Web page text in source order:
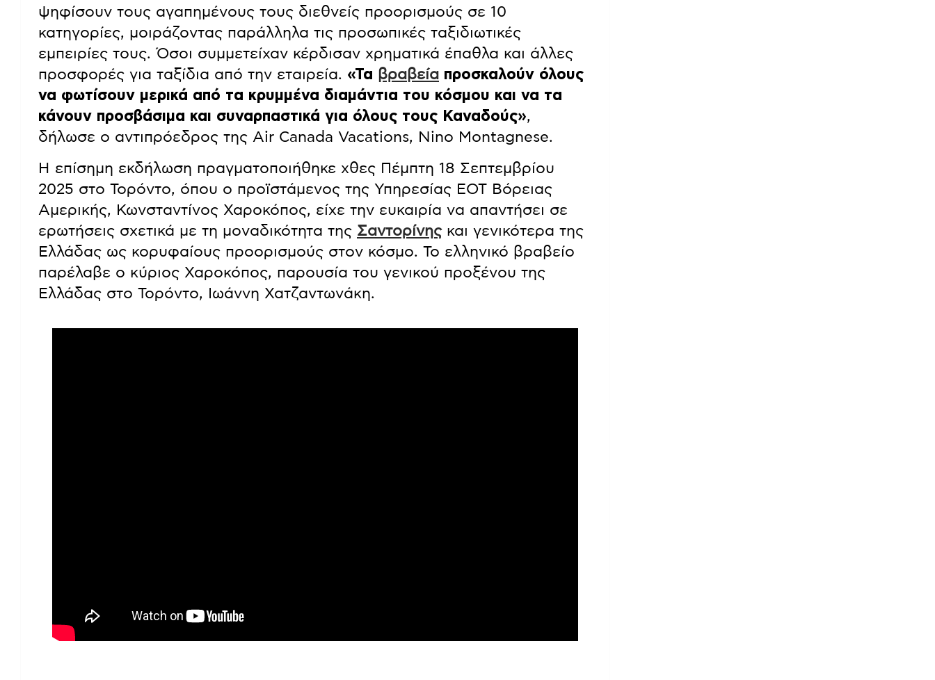
ψηφίσουν τους αγαπημένους τους διεθνείς προορισμούς σε 10
κατηγορίες, μοιράζοντας παράλληλα τις προσωπικές ταξιδιωτικές
εμπειρίες τους. Όσοι συμμετείχαν κέρδισαν χρηματικά έπαθλα και άλλες
προσφορές για ταξίδια από την εταιρεία. «Τα βραβεία προσκαλούν όλους
να φωτίσουν μερικά από τα κρυμμένα διαμάντια του κόσμου και να τα
κάνουν προσβάσιμα και συναρπαστικά για όλους τους Καναδούς»,
δήλωσε ο αντιπρόεδρος της Air Canada Vacations, Nino Montagnese.
Η επίσημη εκδήλωση πραγματοποιήθηκε χθες Πέμπτη 18 Σεπτεμβρίου
2025 στο Τορόντο, όπου ο προϊστάμενος της Υπηρεσίας ΕΟΤ Βόρειας
Αμερικής, Κωνσταντίνος Χαροκόπος, είχε την ευκαιρία να απαντήσει σε
ερωτήσεις σχετικά με τη μοναδικότητα της Σαντορίνηςκαι γενικότερα της
Ελλάδας ως κορυφαίους προορισμούς στον κόσμο. Το ελληνικό βραβείο
παρέλαβε ο κύριος Χαροκόπος, παρουσία του γενικού προξένου της
Ελλάδας στο Τορόντο, Ιωάννη Χατζαντωνάκη.